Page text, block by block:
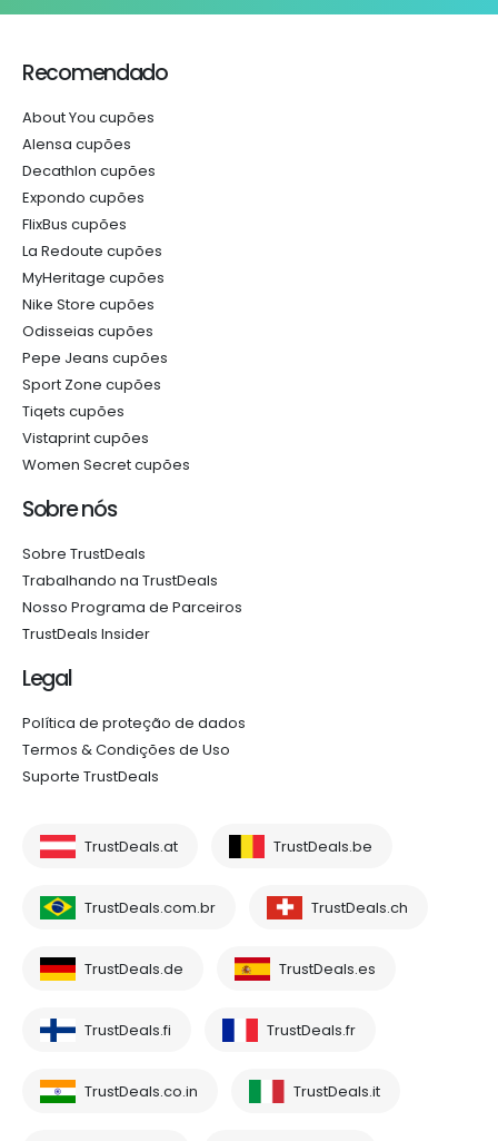
Recomendado
About You cupões
Alensa cupões
Decathlon cupões
Expondo cupões
FlixBus cupões
La Redoute cupões
MyHeritage cupões
Nike Store cupões
Odisseias cupões
Pepe Jeans cupões
Sport Zone cupões
Tiqets cupões
Vistaprint cupões
Women Secret cupões
Sobre nós
Sobre TrustDeals
Trabalhando na TrustDeals
Nosso Programa de Parceiros
TrustDeals Insider
Legal
Política de proteção de dados
Termos & Condições de Uso
Suporte TrustDeals
TrustDeals.at TrustDeals.be
TrustDeals.com.br TrustDeals.ch
TrustDeals.de TrustDeals.es
TrustDeals.fi TrustDeals.fr
TrustDeals.co.in TrustDeals.it